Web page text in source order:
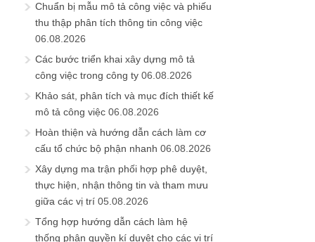
Chuẩn bị mẫu mô tả công việc và phiếu
thu thập phân tích thông tin công việc
06.08.2026
Các bước triển khai xây dựng mô tả
công việc trong công ty 06.08.2026
Khảo sát, phân tích và mục đích thiết kế
mô tả công việc 06.08.2026
Hoàn thiện và hướng dẫn cách làm cơ
cấu tổ chức bộ phận nhanh 06.08.2026
Xây dựng ma trận phối hợp phê duyệt,
thực hiện, nhận thông tin và tham mưu
giữa các vị trí 05.08.2026
Tổng hợp hướng dẫn cách làm hệ
thống phân quyền kí duyệt cho các vị trí